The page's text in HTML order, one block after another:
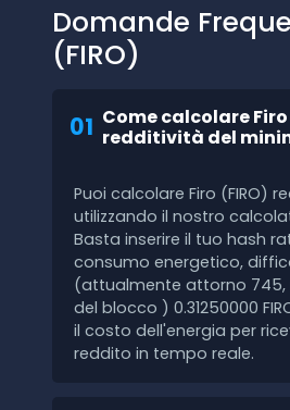
Domande
(FIRO)
01 Come calcolare Firo
redditività del
Puoi calcolare Firo (FIRO)
utilizzando il nostro
Basta inserire il tuo hash
consumo energetico,
(attualmente attorno 745,
del blocco ) 0.31250000
il costo dell'energia per
reddito in tempo reale.